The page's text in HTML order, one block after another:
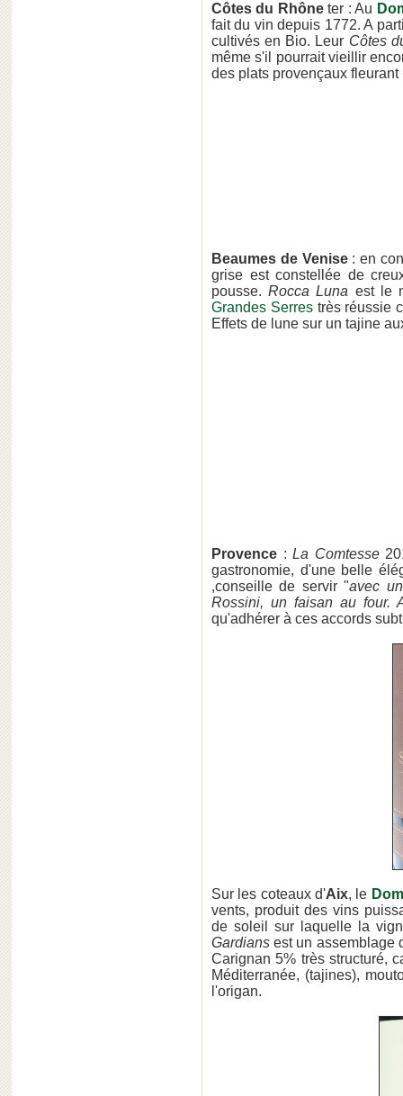
Côtes du Rhôneter : Au
fait du vin depuis 1772. A
cultivés en Bio. Leur Côtes
même s'il pourrait vieillir
des plats provençaux
Beaumes de Venise: en
grise est constellée de
pousse.Rocca Luna est le
Grandes Serrestrès réussie
Effets de lune sur un tajine
Provence :La Comtesse
gastronomie, d'une belle
,conseille de servir "avec
Rossini, un faisan au
qu'adhérer à ces accords
Sur les coteaux d'Aix, le
vents, produit des vins
de soleil sur laquelle la
Gardiansest un assemblage
Carig­nan 5% très structuré,
Méditerranée, (tajines),
l'origan.